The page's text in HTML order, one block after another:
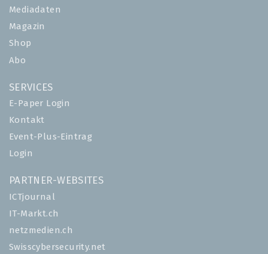
Mediadaten
Magazin
Shop
Abo
SERVICES
E-Paper Login
Kontakt
Event-Plus-Eintrag
Login
PARTNER-WEBSITES
ICTjournal
IT-Markt.ch
netzmedien.ch
Swisscybersecurity.net